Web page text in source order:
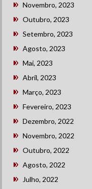
Novembro, 2023
Outubro, 2023
Setembro, 2023
Agosto, 2023
Mai, 2023
Abril, 2023
Março, 2023
Fevereiro, 2023
Dezembro, 2022
Novembro, 2022
Outubro, 2022
Agosto, 2022
Julho, 2022